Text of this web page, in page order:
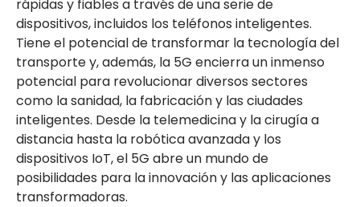
rápidas y fiables a través de una serie de
dispositivos, incluidos los teléfonos inteligentes.
Tiene el potencial de transformar la tecnología del
transporte y, además, la 5G encierra un inmenso
potencial para revolucionar diversos sectores
como la sanidad, la fabricación y las ciudades
inteligentes. Desde la telemedicina y la cirugía a
distancia hasta la robótica avanzada y los
dispositivos IoT, el 5G abre un mundo de
posibilidades para la innovación y las aplicaciones
transformadoras.